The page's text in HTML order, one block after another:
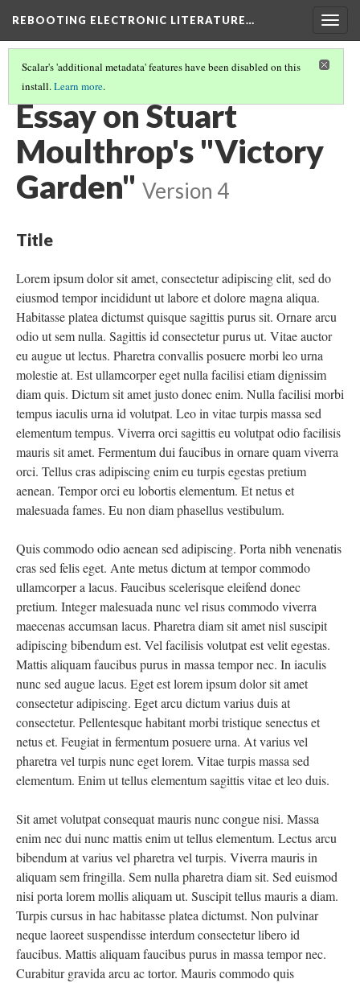
REBOOTING ELECTRONIC LITERATURE…
Scalar's 'additional metadata' features have been disabled on this
install.Learn more.
STUART MOULTHROP'S "VICTORY GARDEN"
Essay on Stuart
Moulthrop's "Victory
Garden" Version 4
Title
Lorem ipsum dolor sit amet, consectetur adipiscing elit, sed do
eiusmod tempor incididunt ut labore et dolore magna aliqua.
Habitasse platea dictumst quisque sagittis purus sit. Ornare arcu
odio ut sem nulla. Sagittis id consectetur purus ut. Vitae auctor
eu augue ut lectus. Pharetra convallis posuere morbi leo urna
molestie at. Est ullamcorper eget nulla facilisi etiam dignissim
diam quis. Dictum sit amet justo donec enim. Nulla facilisi morbi
tempus iaculis urna id volutpat. Leo in vitae turpis massa sed
elementum tempus. Viverra orci sagittis eu volutpat odio facilisis
mauris sit amet. Fermentum dui faucibus in ornare quam viverra
orci. Tellus cras adipiscing enim eu turpis egestas pretium
aenean. Tempor orci eu lobortis elementum. Et netus et
malesuada fames. Eu non diam phasellus vestibulum.
Quis commodo odio aenean sed adipiscing. Porta nibh venenatis
cras sed felis eget. Ante metus dictum at tempor commodo
ullamcorper a lacus. Faucibus scelerisque eleifend donec
pretium. Integer malesuada nunc vel risus commodo viverra
maecenas accumsan lacus. Pharetra diam sit amet nisl suscipit
adipiscing bibendum est. Vel facilisis volutpat est velit egestas.
Mattis aliquam faucibus purus in massa tempor nec. In iaculis
nunc sed augue lacus. Eget est lorem ipsum dolor sit amet
consectetur adipiscing. Eget arcu dictum varius duis at
consectetur. Pellentesque habitant morbi tristique senectus et
netus et. Feugiat in fermentum posuere urna. At varius vel
pharetra vel turpis nunc eget lorem. Vitae turpis massa sed
elementum. Enim ut tellus elementum sagittis vitae et leo duis.
Sit amet volutpat consequat mauris nunc congue nisi. Massa
enim nec dui nunc mattis enim ut tellus elementum. Lectus arcu
bibendum at varius vel pharetra vel turpis. Viverra mauris in
aliquam sem fringilla. Sem nulla pharetra diam sit. Sed euismod
nisi porta lorem mollis aliquam ut. Suscipit tellus mauris a diam.
Turpis cursus in hac habitasse platea dictumst. Non pulvinar
neque laoreet suspendisse interdum consectetur libero id
faucibus. Mattis aliquam faucibus purus in massa tempor nec.
Curabitur gravida arcu ac tortor. Mauris commodo quis